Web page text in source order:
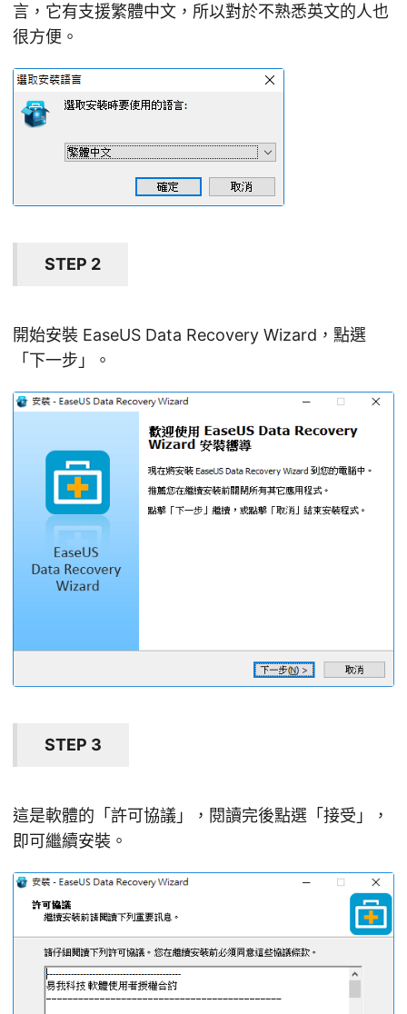
言，它有支援繁體中文，所以對於不熟悉英文的人也
很方便。
STEP 2
開始安裝 EaseUS Data Recovery Wizard，點選
「下一步」。
STEP 3
這是軟體的「許可協議」，閱讀完後點選「接受」，
即可繼續安裝。